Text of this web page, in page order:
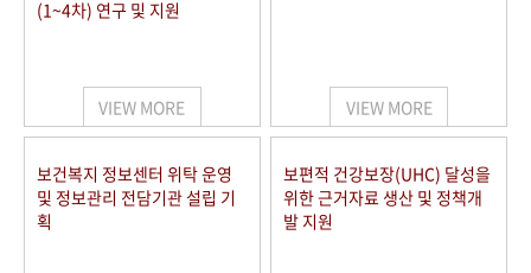
(1~4차) 연구 및 지원
VIEW MORE VIEW MORE
보건복지 정보센터 위탁 운영
및 정보관리 전담기관 설립 기
획
보편적 건강보장(UHC) 달성을
위한 근거자료 생산 및 정책개
발 지원